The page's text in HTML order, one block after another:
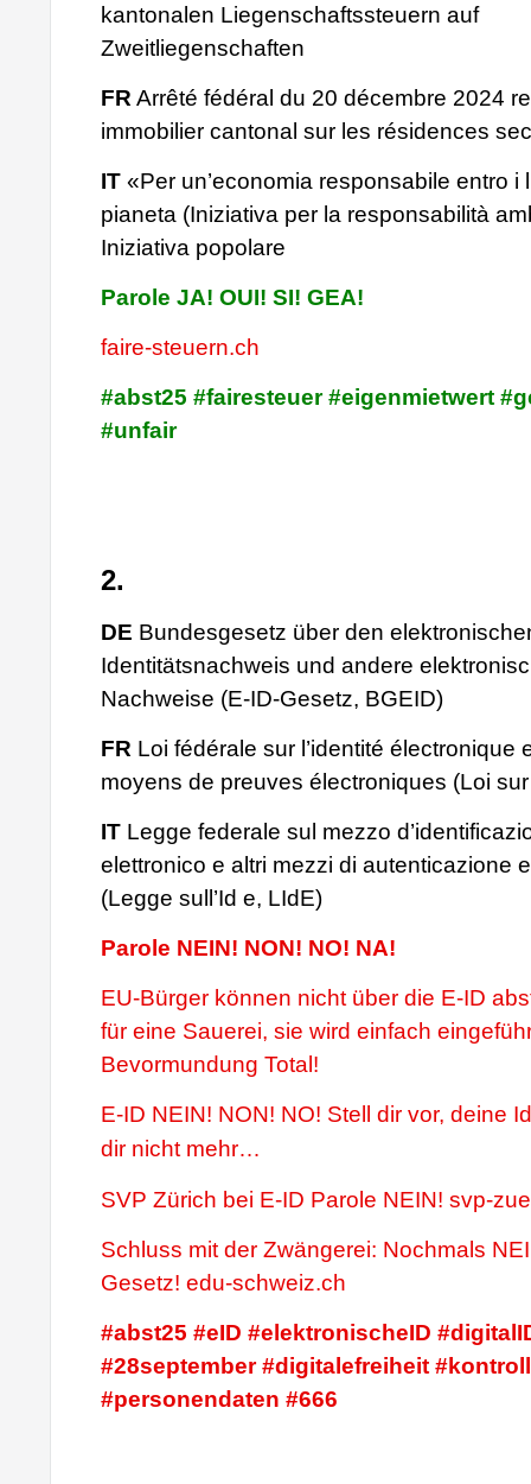
kantonalen Liegenschaftssteuern auf
Zweitliegenschaften
FR Arrêté fédéral du 20 décembre 2024
immobilier cantonal sur les résidences
IT «Per un’economia responsabile entro i
pianeta (Iniziativa per la responsabilità
Iniziativa popolare
Parole JA! OUI! SI! GEA!
faire-steuern.ch
#abst25 #fairesteuer #eigenmietwert
#unfair
2.
DE Bundesgesetz über den
Identitätsnachweis und andere
Nachweise (E-ID-Gesetz, BGEID)
FR Loi fédérale sur l’identité électronique
moyens de preuves électroniques (Loi sur
IT Legge federale sul mezzo
elettronico e altri mezzi di autenticazione
(Legge sull’Id e, LIdE)
Parole NEIN! NON! NO! NA!
EU-Bürger können nicht über die E-ID
für eine Sauerei, sie wird einfach
Bevormundung Total!
E-ID NEIN! NON! NO! Stell dir vor, deine
dir nicht mehr…
SVP Zürich bei E-ID Parole NEIN! svp-
Schluss mit der Zwängerei: Nochmals
Gesetz! edu-schweiz.ch
#abst25 #eID #elektronischeID
#28september #digitalefreiheit
#personendaten #666